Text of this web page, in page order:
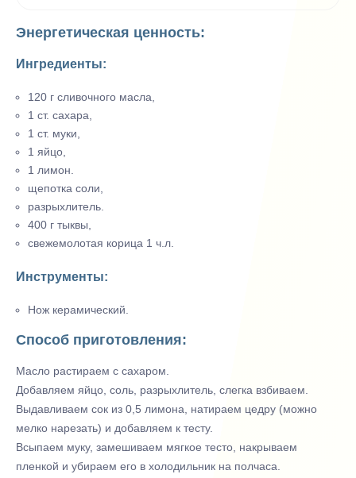
Энергетическая ценность:
Ингредиенты:
120 г сливочного масла,
1 ст. сахара,
1 ст. муки,
1 яйцо,
1 лимон.
щепотка соли,
разрыхлитель.
400 г тыквы,
свежемолотая корица 1 ч.л.
Инструменты:
Нож керамический.
Способ приготовления:
Масло растираем с сахаром.
Добавляем яйцо, соль, разрыхлитель, слегка взбиваем.
Выдавливаем сок из 0,5 лимона, натираем цедру (можно
мелко нарезать) и добавляем к тесту.
Всыпаем муку, замешиваем мягкое тесто, накрываем
пленкой и убираем его в холодильник на полчаса.